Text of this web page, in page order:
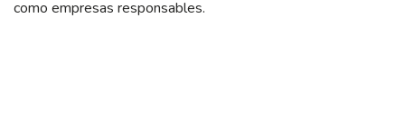
como empresas responsables.